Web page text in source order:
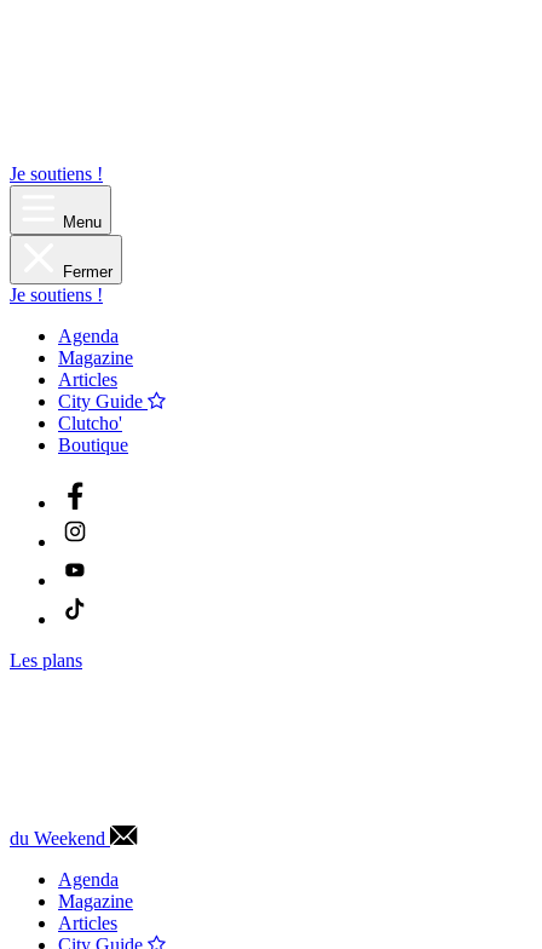
Je soutiens !
Menu
Fermer
Je soutiens !
Agenda
Magazine
Articles
City Guide
Clutcho'
Boutique
Les plans
du Weekend
Agenda
Magazine
Articles
City Guide